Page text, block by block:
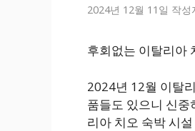
2024년 12월 11일 작성
후회없는 이탈리아
2024년 12월 이탈
품들도 있으니 신
리아 치오 숙박 시